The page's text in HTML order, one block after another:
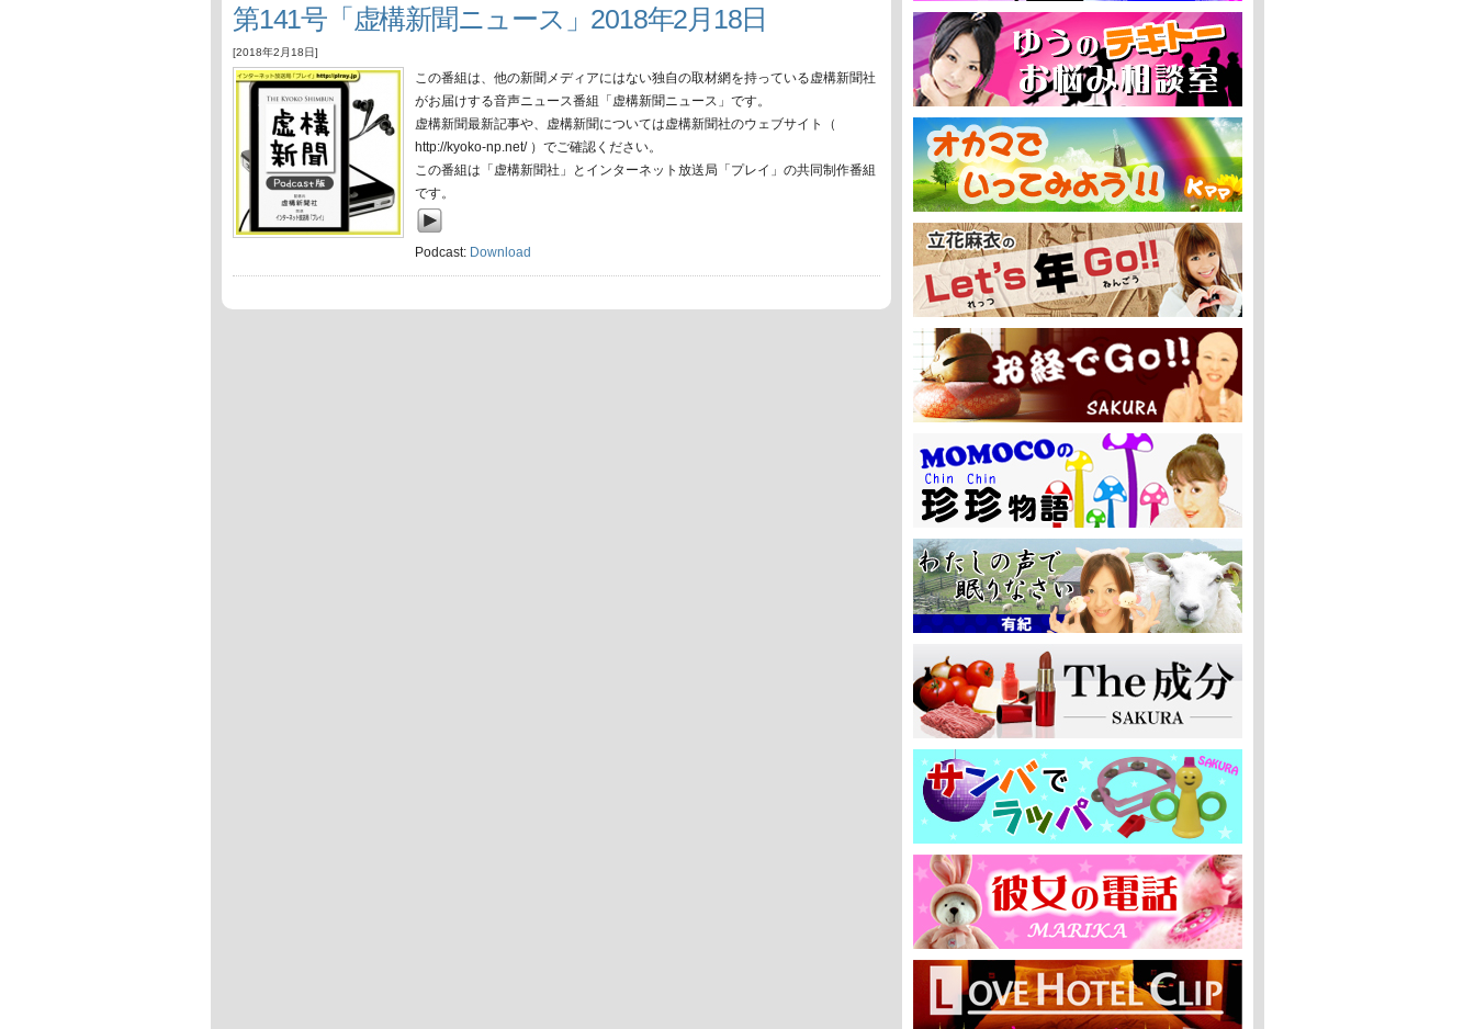
第141号「虚構新聞ニュース」2018年2月18日
[2018年2月18日]
この番組は、他の新聞メディアにはない独自の取材網を持っている虚構新聞社
がお届けする音声ニュース番組「虚構新聞ニュース」です。
虚構新聞最新記事や、虚構新聞については虚構新聞社のウェブサイト（
http://kyoko-np.net/ ）でご確認ください。
この番組は「虚構新聞社」とインターネット放送局「プレイ」の共同制作番組
です。
Podcast: Download